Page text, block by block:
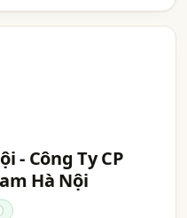
- Công Ty CP
Hà Nội